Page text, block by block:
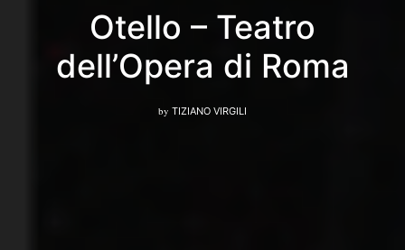
Otello – Teatro
dell’Opera di Roma
by TIZIANO VIRGILI